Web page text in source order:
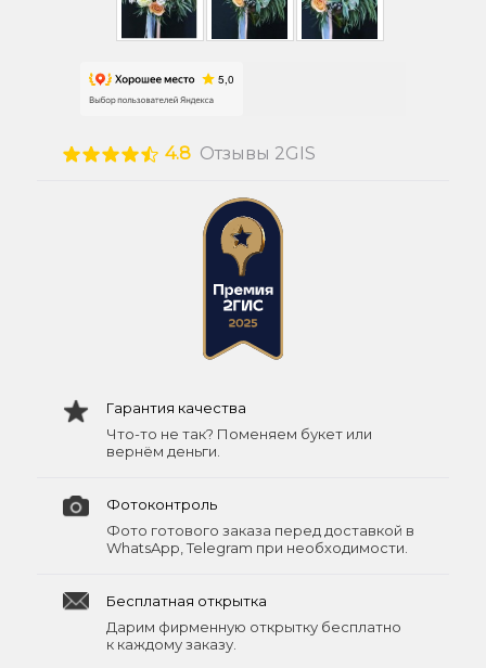
4.8 Отзывы 2GIS
Гарантия качества
Что-то не так? Поменяем букет или
вернём деньги.
Фотоконтроль
Фото готового заказа перед доставкой в
WhatsApp, Telegram при необходимости.
Бесплатная открытка
Дарим фирменную открытку бесплатно
к каждому заказу.